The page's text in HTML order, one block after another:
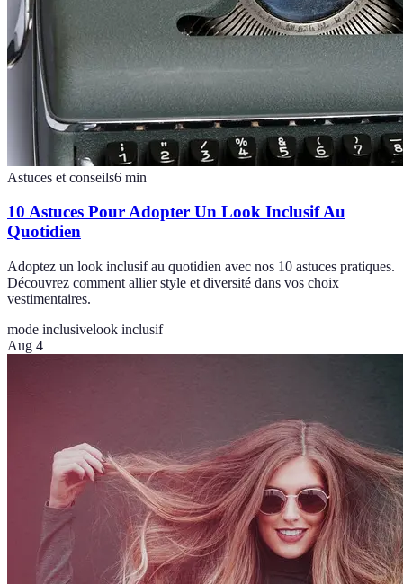
Astuces et conseils6 min
10 Astuces Pour Adopter Un Look Inclusif Au
Quotidien
Adoptez un look inclusif au quotidien avec nos 10 astuces pratiques.
Découvrez comment allier style et diversité dans vos choix
vestimentaires.
mode inclusivelook inclusif
Aug 4